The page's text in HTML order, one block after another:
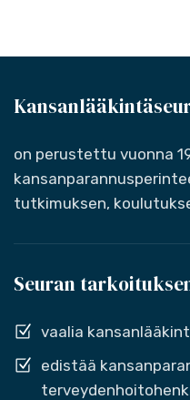
on perustettu vuonna
tutkimuksen,
Seuran
vaalia
edistää